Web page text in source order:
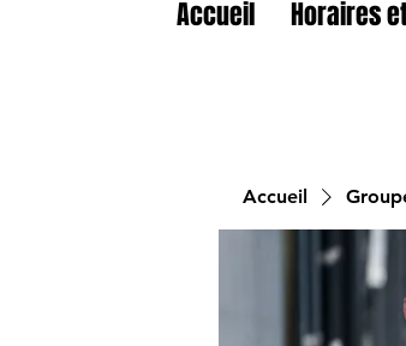
Accueil Horaires
Accueil